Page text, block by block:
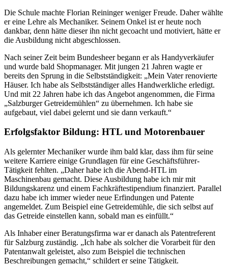
Die Schule machte Florian Reininger weniger Freude. Daher wählte
er eine Lehre als Mechaniker. Seinem Onkel ist er heute noch
dankbar, denn hätte dieser ihn nicht gecoacht und motiviert, hätte er
die Ausbildung nicht abgeschlossen.
Nach seiner Zeit beim Bundesheer begann er als Handyverkäufer
und wurde bald Shopmanager. Mit jungen 21 Jahren wagte er
bereits den Sprung in die Selbstständigkeit: „Mein Vater renovierte
Häuser. Ich habe als Selbstständiger alles Handwerkliche erledigt.
Und mit 22 Jahren habe ich das Angebot angenommen, die Firma
„Salzburger Getreidemühlen“ zu übernehmen. Ich habe sie
aufgebaut, viel dabei gelernt und sie dann verkauft.“
Erfolgsfaktor Bildung: HTL und Motorenbauer
Als gelernter Mechaniker wurde ihm bald klar, dass ihm für seine
weitere Karriere einige Grundlagen für eine Geschäftsführer-
Tätigkeit fehlten. „Daher habe ich die Abend-HTL im
Maschinenbau gemacht. Diese Ausbildung habe ich mir mit
Bildungskarenz und einem Fachkräftestipendium finanziert. Parallel
dazu habe ich immer wieder neue Erfindungen und Patente
angemeldet. Zum Beispiel eine Getreidemühle, die sich selbst auf
das Getreide einstellen kann, sobald man es einfüllt.“
Als Inhaber einer Beratungsfirma war er danach als Patentreferent
für Salzburg zuständig. „Ich habe als solcher die Vorarbeit für den
Patentanwalt geleistet, also zum Beispiel die technischen
Beschreibungen gemacht,“ schildert er seine Tätigkeit.